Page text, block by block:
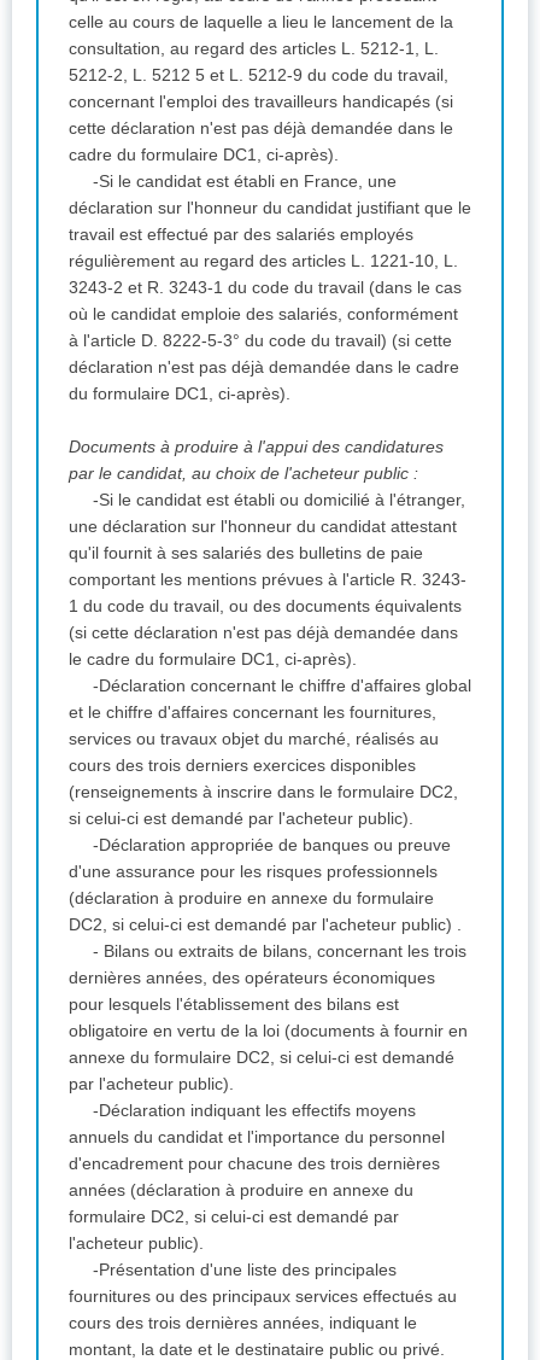
celle au cours de laquelle a lieu le lancement de la
consultation, au regard des articles L. 5212-1, L.
5212-2, L. 5212 5 et L. 5212-9 du code du travail,
concernant l'emploi des travailleurs handicapés (si
cette déclaration n'est pas déjà demandée dans le
cadre du formulaire DC1, ci-après).
-Si le candidat est établi en France, une
déclaration sur l'honneur du candidat justifiant que le
travail est effectué par des salariés employés
régulièrement au regard des articles L. 1221-10, L.
3243-2 et R. 3243-1 du code du travail (dans le cas
où le candidat emploie des salariés, conformément
à l'article D. 8222-5-3° du code du travail) (si cette
déclaration n'est pas déjà demandée dans le cadre
du formulaire DC1, ci-après).
Documents à produire à l'appui des candidatures
par le candidat, au choix de l'acheteur public :
-Si le candidat est établi ou domicilié à l'étranger,
une déclaration sur l'honneur du candidat attestant
qu'il fournit à ses salariés des bulletins de paie
comportant les mentions prévues à l'article R. 3243-
1 du code du travail, ou des documents équivalents
(si cette déclaration n'est pas déjà demandée dans
le cadre du formulaire DC1, ci-après).
-Déclaration concernant le chiffre d'affaires global
et le chiffre d'affaires concernant les fournitures,
services ou travaux objet du marché, réalisés au
cours des trois derniers exercices disponibles
(renseignements à inscrire dans le formulaire DC2,
si celui-ci est demandé par l'acheteur public).
-Déclaration appropriée de banques ou preuve
d'une assurance pour les risques professionnels
(déclaration à produire en annexe du formulaire
DC2, si celui-ci est demandé par l'acheteur public) .
- Bilans ou extraits de bilans, concernant les trois
dernières années, des opérateurs économiques
pour lesquels l'établissement des bilans est
obligatoire en vertu de la loi (documents à fournir en
annexe du formulaire DC2, si celui-ci est demandé
par l'acheteur public).
-Déclaration indiquant les effectifs moyens
annuels du candidat et l'importance du personnel
d'encadrement pour chacune des trois dernières
années (déclaration à produire en annexe du
formulaire DC2, si celui-ci est demandé par
l'acheteur public).
-Présentation d'une liste des principales
fournitures ou des principaux services effectués au
cours des trois dernières années, indiquant le
montant, la date et le destinataire public ou privé.